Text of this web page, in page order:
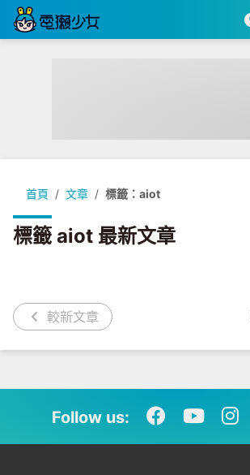
首頁 文章 標籤：aiot
標籤 aiot 最新文章
較新文章
Follow us: